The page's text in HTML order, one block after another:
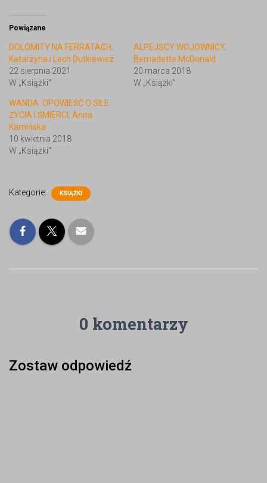
Powiązane
DOLOMITY NA FERRATACH,
Katarzyna i Lech Dutkiewicz
22 sierpnia 2021
W „Książki"
ALPEJSCY WOJOWNICY,
Bernadette McDonald
20 marca 2018
W „Książki"
WANDA. OPOWIEŚĆ O SILE
ŻYCIA I ŚMIERCI, Anna
Kamińska
10 kwietnia 2018
W „Książki"
Kategorie: KSIĄŻKI
0 komentarzy
Zostaw odpowiedź